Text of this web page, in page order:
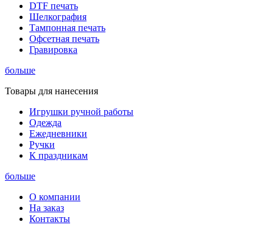
DTF печать
Шелкография
Тампонная печать
Офсетная печать
Гравировка
больше
Товары для нанесения
Игрушки ручной работы
Одежда
Ежедневники
Ручки
К праздникам
больше
О компании
На заказ
Контакты